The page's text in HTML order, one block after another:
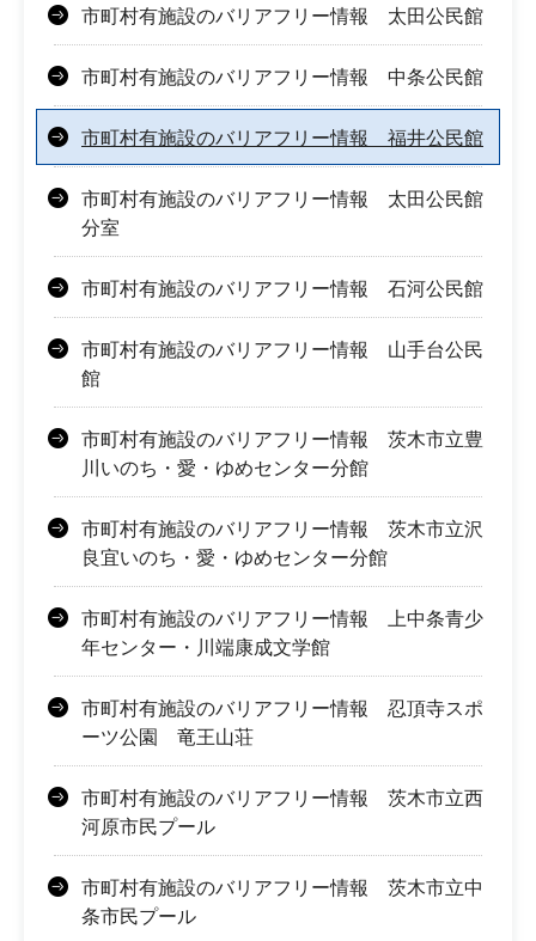
市町村有施設のバリアフリー情報 太田公民館
市町村有施設のバリアフリー情報 中条公民館
市町村有施設のバリアフリー情報 福井公民館
市町村有施設のバリアフリー情報 太田公民館
分室
市町村有施設のバリアフリー情報 石河公民館
市町村有施設のバリアフリー情報 山手台公民
館
市町村有施設のバリアフリー情報 茨木市立豊
川いのち・愛・ゆめセンター分館
市町村有施設のバリアフリー情報 茨木市立沢
良宜いのち・愛・ゆめセンター分館
市町村有施設のバリアフリー情報 上中条青少
年センター・川端康成文学館
市町村有施設のバリアフリー情報 忍頂寺スポ
ーツ公園 竜王山荘
市町村有施設のバリアフリー情報 茨木市立西
河原市民プール
市町村有施設のバリアフリー情報 茨木市立中
条市民プール